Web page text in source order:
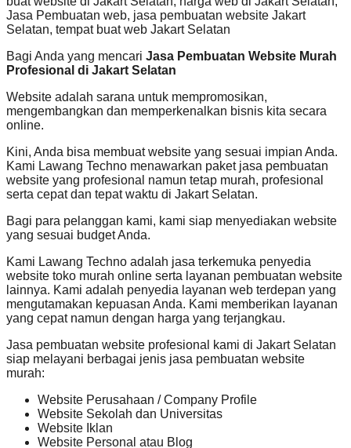
Jasa Pembuatan web, jasa pembuatan website Jakart
Selatan, tempat buat web Jakart Selatan
Bagi Anda yang mencari Jasa Pembuatan Website Murah
Profesional di Jakart Selatan
Website adalah sarana untuk mempromosikan,
mengembangkan dan memperkenalkan bisnis kita secara
online.
Kini, Anda bisa membuat website yang sesuai impian Anda.
Kami Lawang Techno menawarkan paket jasa pembuatan
website yang profesional namun tetap murah, profesional
serta cepat dan tepat waktu di Jakart Selatan.
Bagi para pelanggan kami, kami siap menyediakan website
yang sesuai budget Anda.
Kami Lawang Techno adalah jasa terkemuka penyedia
website toko murah online serta layanan pembuatan website
lainnya. Kami adalah penyedia layanan web terdepan yang
mengutamakan kepuasan Anda. Kami memberikan layanan
yang cepat namun dengan harga yang terjangkau.
Jasa pembuatan website profesional kami di Jakart Selatan
siap melayani berbagai jenis jasa pembuatan website
murah:
Website Perusahaan / Company Profile
Website Sekolah dan Universitas
Website Iklan
Website Personal atau Blog